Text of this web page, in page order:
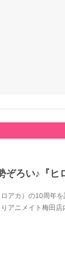
ぞろい♪『ヒ
アカ）の10周年
アニメイト梅田店